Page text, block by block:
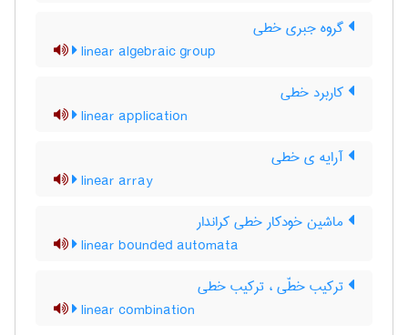
گروه جبری خطی
linear algebraic group
کاربرد خطی
linear application
آرایه ی خطی
linear array
ماشین خودکار خطی کراندار
linear bounded automata
ترکیب خطّی ، ترکیب خطی
linear combination